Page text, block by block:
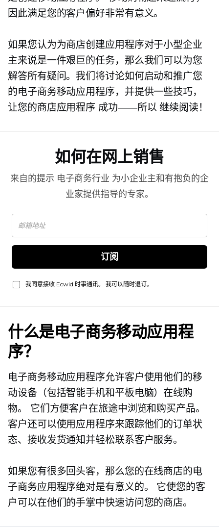
因此满足您的客户偏好非常有意义。
如果您认为为商店创建应用程序对于小型企业
主来说是一件艰巨的任务，那么我们可以为您
解答所有疑问。我们将讨论如何启动和推广您
的电子商务移动应用程序，并提供一些技巧，
让您的商店应用程序 成功——所以 继续阅读！
如何在网上销售
来自的提示 电子商务行业 为小企业主和有抱负的企
业家提供指导的专家。
订阅
我同意接收 Ecwid 时事通讯。 我可以随时退订。
什么是电子商务移动应用程
序？
电子商务移动应用程序允许客户使用他们的移
动设备（包括智能手机和平板电脑）在线购
物。 它们方便客户在旅途中浏览和购买产品。
客户还可以使用应用程序来跟踪他们的订单状
态、接收发货通知并轻松联系客户服务。
如果您有很多回头客，那么您的在线商店的电
子商务应用程序绝对是有意义的。 它使您的客
户可以在他们的手掌中快速访问您的商店。